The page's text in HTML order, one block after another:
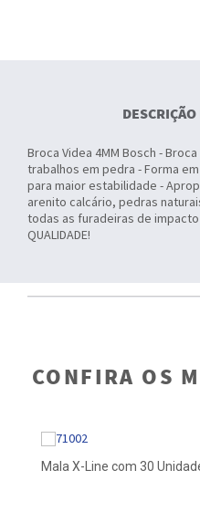
Broca Videa 4MM Bosch -
trabalhos em pedra - Forma
para maior estabilidade -
arenito calcário, pedras
todas as furadeiras de impacto
QUALIDADE!
CONFIRA OS
Mala X-Line com 30